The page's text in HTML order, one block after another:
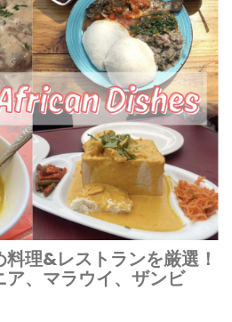
理&レストランを厳選！
、マラウイ、ザンビ